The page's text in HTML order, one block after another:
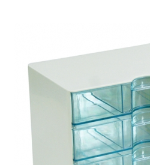
購物車
關於我們